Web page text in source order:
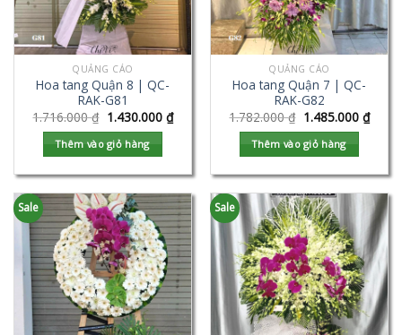
QUẢNG CÁO
Hoa tang Quận 8 | QC-
RAK-G81
1.716.000₫ 1.430.000 ₫
Thêm vào giỏ hàng
QUẢNG CÁO
Hoa tang Quận 7 | QC-
RAK-G82
1.782.000₫ 1.485.000 ₫
Thêm vào giỏ hàng
Sale Sale